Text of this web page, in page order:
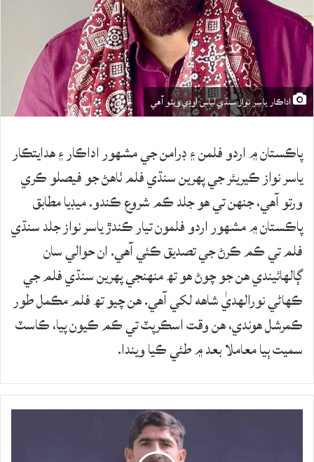
اداڪار ياسر نواز سنڌي لباس اوڍي ويٺو آهي
پاڪستان ۾ اردو فلمن ۽ ڊرامن جي مشهور اداڪار ۽ هدايتڪار
ياسر نواز ڪيريئر جي پهرين سنڌي فلم ٺاهڻ جو فيصلو ڪري
ورتو آهي، جنهن تي هو جلد ڪم شروع ڪندو. ميڊيا مطابق
پاڪستان ۾ مشهور اردو فلمون تيار ڪندڙ ياسر نواز جلد سنڌي
فلم تي ڪم ڪرڻ جي تصديق ڪئي آهي. ان حوالي سان
ڳالهائيندي هن جو چوڻ هو تھ منهنجي پهرين سنڌي فلم جي
ڪهاڻي نورالهديٰ شاهه لکي آهي. هن چيو تھ فلم مڪمل طور
ڪمرشل هوندي، هن وقت اسڪرپٽ تي ڪم ڪيون پيا، ڪاسٽ
سميت ٻيا معاملا بعد ۾ طئي ڪيا ويندا.